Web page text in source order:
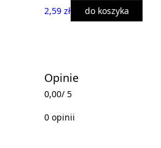
2,59 zł do koszyka
Opinie
0,00/ 5
0 opinii